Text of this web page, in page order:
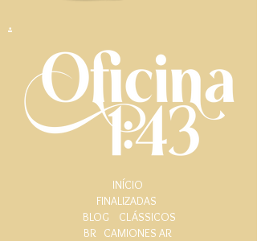
.
INÍCIO
FINALIZADAS
BLOG
CLÁSSICOS
BR CAMIONES AR